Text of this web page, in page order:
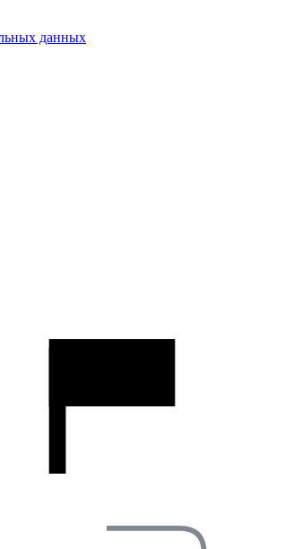
данных